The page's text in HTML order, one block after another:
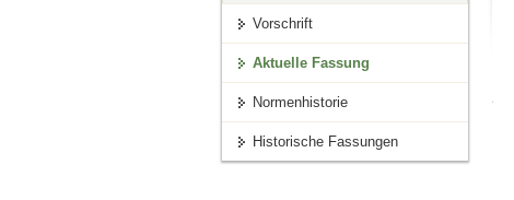
Vorschrift
Aktuelle Fassung
Normenhistorie
Historische Fassungen